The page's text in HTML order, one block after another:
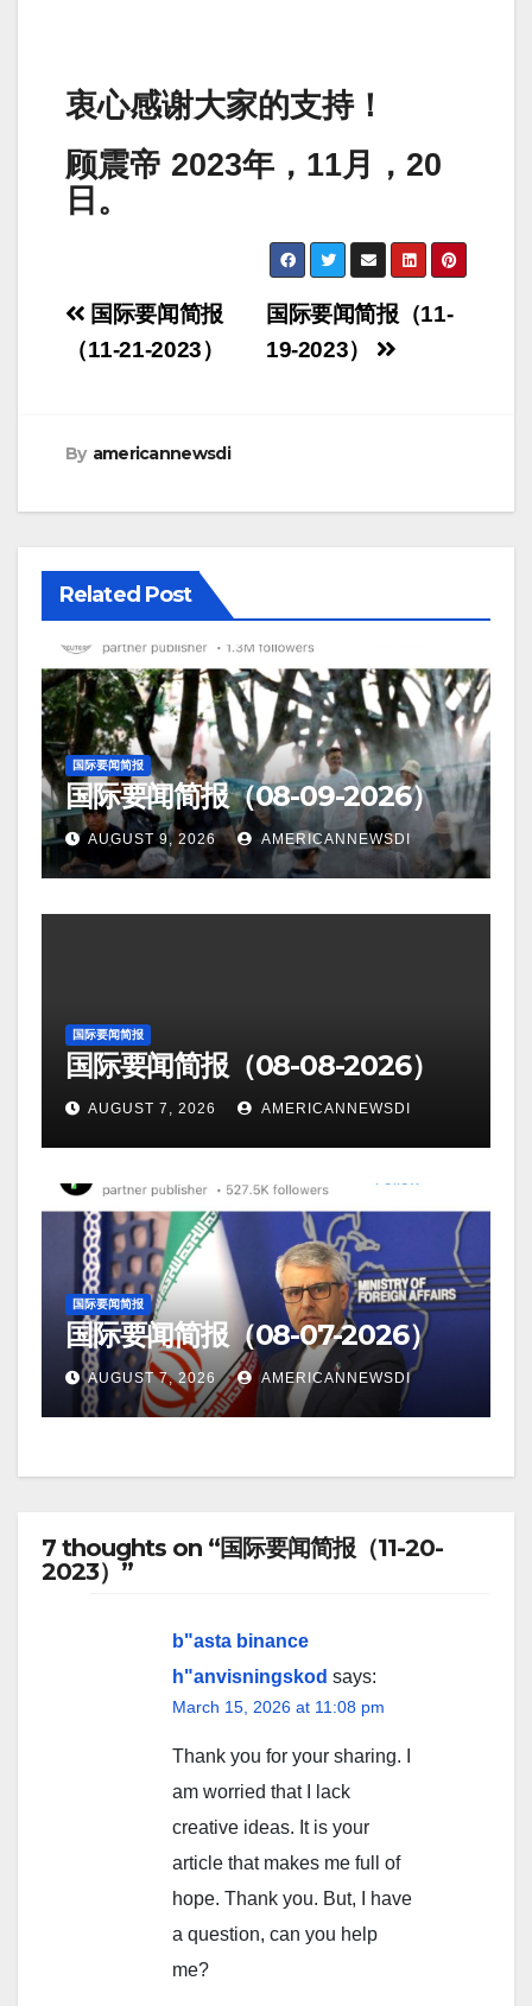
衷心感谢大家的支持！
顾震帝 2023年，11月，20
日。
Post
navigation
国际要闻简报（11-
19-2023）
国际要闻简报
（11-21-2023）
By americannewsdi
Related Post
国际要闻简报
国际要闻简报（08-09-2026）
AUGUST 9, 2026 AMERICANNEWSDI
国际要闻简报
国际要闻简报（08-08-2026）
AUGUST 7, 2026 AMERICANNEWSDI
国际要闻简报
国际要闻简报（08-07-2026）
AUGUST 7, 2026 AMERICANNEWSDI
7 thoughts on “国际要闻简报（11-20-
2023）”
b"asta binance
h"anvisningskod says:
March 15, 2026 at 11:08 pm
Thank you for your sharing. I
am worried that I lack
creative ideas. It is your
article that makes me full of
hope. Thank you. But, I have
a question, can you help
me?